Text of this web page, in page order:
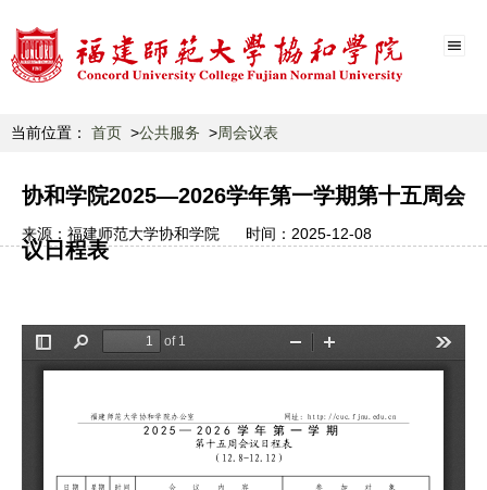
当前位置： 首页 公共服务 周会议表
协和学院2025—2026学年第一学期第十五周会
议日程表
来源： 福建师范大学协和学院 时间： 2025-12-08